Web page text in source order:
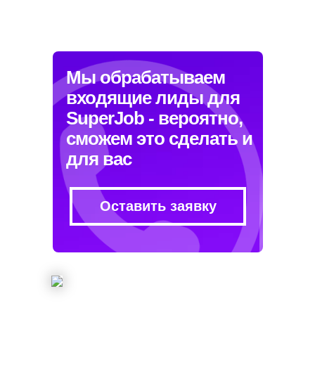
Мы обрабатываем
входящие лиды для
SuperJob - вероятно,
сможем это сделать и
для вас
Оставить заявку